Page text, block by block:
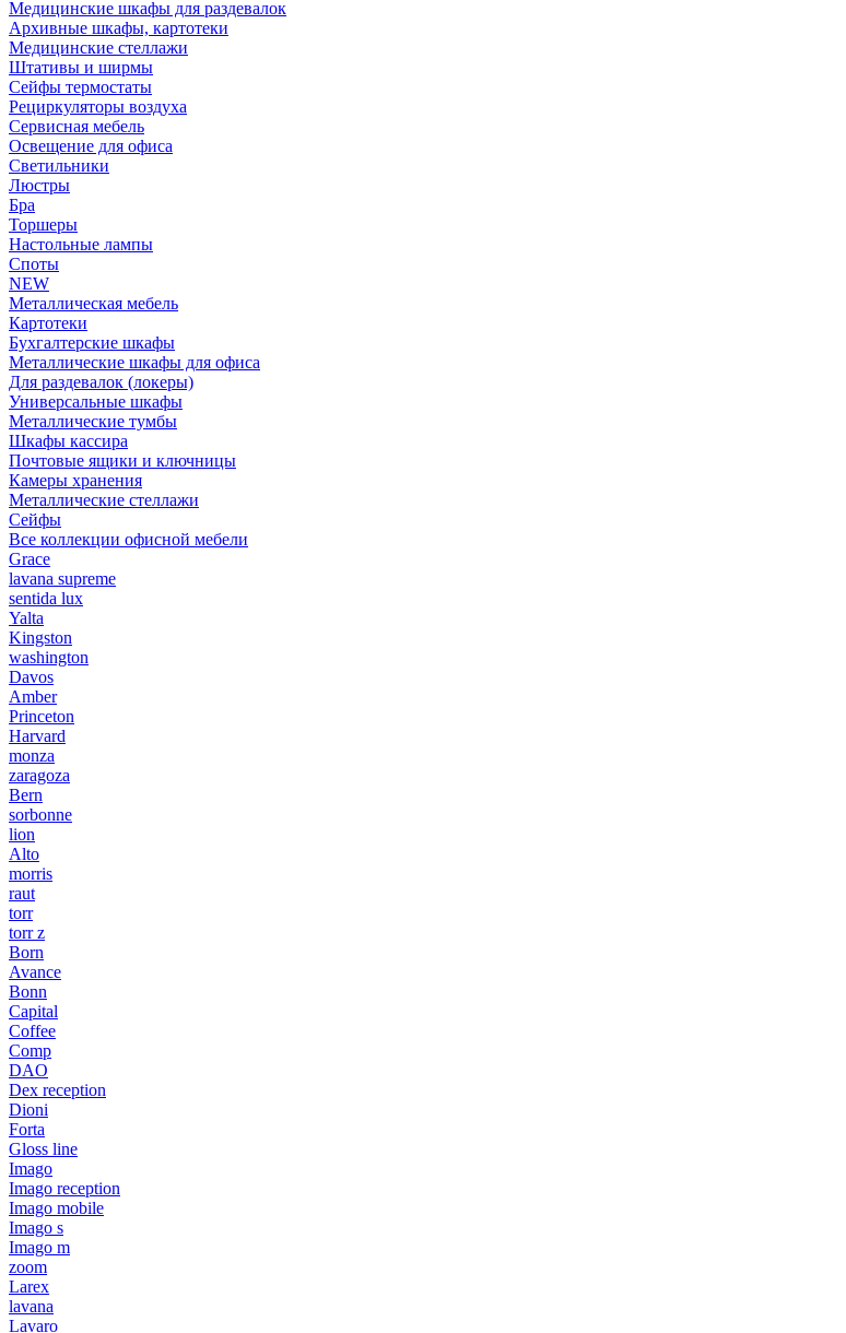
Медицинские шкафы для раздевалок
Архивные шкафы, картотеки
Медицинские стеллажи
Штативы и ширмы
Сейфы термостаты
Рециркуляторы воздуха
Сервисная мебель
Освещение для офиса
Светильники
Люстры
Бра
Торшеры
Настольные лампы
Споты
NEW
Металлическая мебель
Картотеки
Бухгалтерские шкафы
Металлические шкафы для офиса
Для раздевалок (локеры)
Универсальные шкафы
Металлические тумбы
Шкафы кассира
Почтовые ящики и ключницы
Камеры хранения
Металлические стеллажи
Сейфы
Все коллекции офисной мебели
Grace
lavana supreme
sentida lux
Yalta
Kingston
washington
Davos
Amber
Princeton
Harvard
monza
zaragoza
Bern
sorbonne
lion
Alto
morris
raut
torr
torr z
Born
Avance
Bonn
Capital
Coffee
Comp
DAO
Dex reception
Dioni
Forta
Gloss line
Imago
Imago reception
Imago mobile
Imago s
Imago m
zoom
Larex
lavana
Lavaro